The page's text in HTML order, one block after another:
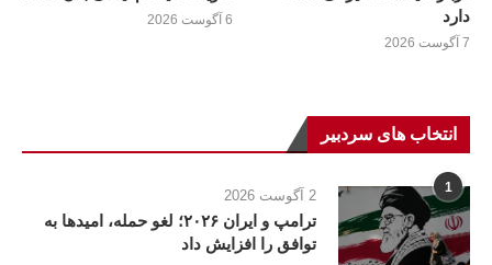
دارد
7 آگوست 2026
6 آگوست 2026
انتخاب های سردبیر
1 2 آگوست 2026
ترامپ و ایران ۲۰۲۶؛ لغو حمله، امیدها به
توافق را افزایش داد